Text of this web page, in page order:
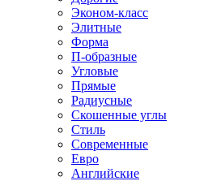
Эконом-класс
Элитные
Форма
П-образные
Угловые
Прямые
Радиусные
Скошенные углы
Стиль
Современные
Евро
Английские